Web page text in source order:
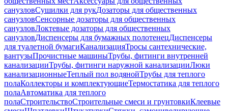
санузловСушилки для рукДозаторы для общественных
санузловСенсорные дозаторы для общественных
санузловЛоктевые дозаторы для общественных
санузловДиспенсеры для бумажных полотенецДиспенсеры
для туалетной бумагиКанализацияТросы сантехнические,
вантузыПрочистные машиныТрубы, фитинги внутренней
канализацииТрубы, фитинги наружной канализацииЛюки
канализационныеТеплый пол водянойТрубы для теплого
полаКоллекторы и комплектующиеТермостатика для теплого
полаАвтоматика для теплого
полаСтроительствоСтроительные смеси и грунтовкиКлеевые